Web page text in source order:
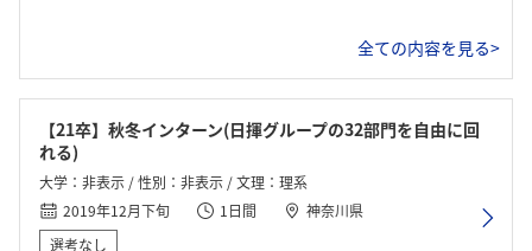
全ての内容を見る>
【21卒】秋冬インターン(日揮グループの32部門を自由に回
れる)
大学：非表示 / 性別：非表示 / 文理：理系
2019年12月下旬
1日間
神奈川県
選考なし